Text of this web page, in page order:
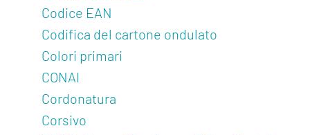
Codice EAN
Codifica del cartone ondulato
Colori primari
CONAI
Cordonatura
Corsivo